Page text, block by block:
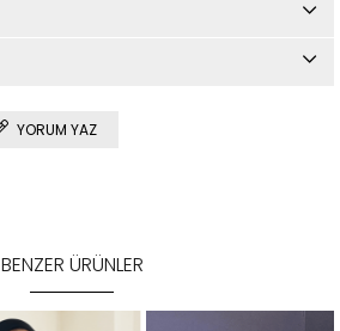
YORUM YAZ
BENZER ÜRÜNLER